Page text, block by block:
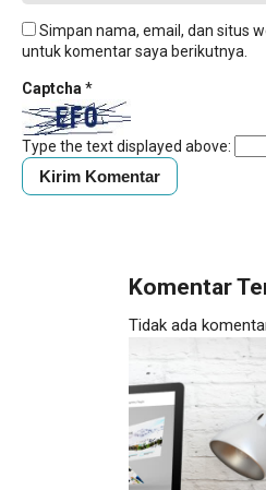
Simpan nama, email, dan situs
untuk komentar saya berikutnya.
Captcha *
Type the text displayed above:
Komentar
Tidak ada